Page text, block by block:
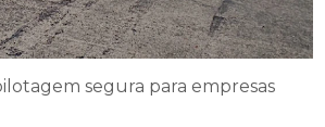
segura para empresas